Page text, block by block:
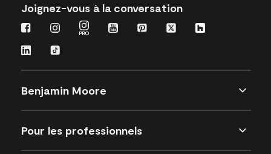
Joignez-vous à la conversation
Benjamin Moore
Pour les professionnels